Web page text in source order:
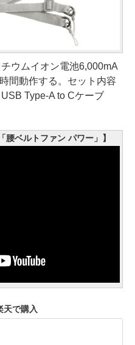
ウムイオン電池6,000mA
間動作する。セット内容
Type-A to Cケーブ
腰ベルトファン パワー」】
天で購入